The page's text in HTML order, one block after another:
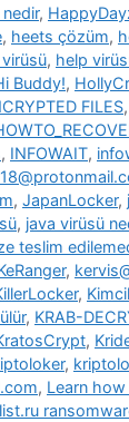
,
, heets çözüm,
, help
Buddy!,
FILES,
, INFOWAIT,
, JapanLocker,
, java virüsü
teslim
,
,
, KRAB-
,
,
, Learn
list.ru